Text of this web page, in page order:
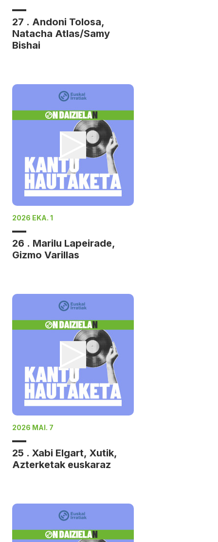
27 . Andoni Tolosa,
Natacha Atlas/Samy
Bishai
2026 EKA. 1
26 . Marilu Lapeirade,
Gizmo Varillas
2026 MAI. 7
25 . Xabi Elgart, Xutik,
Azterketak euskaraz